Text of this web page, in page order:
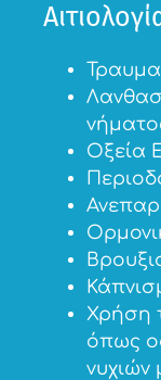
Οξεία
Χρήση
όπως
νυχιών